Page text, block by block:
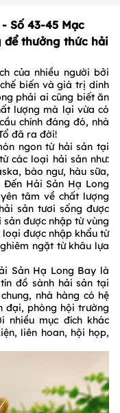
Số 43-45 Mạc
để thưởng thức hải
của nhiều người bởi
biến và giá trị dinh
phải ai cũng biết ăn
lượng mà lại vừa có
chính đáng đó, nhà
đã ra đời!
ngon từ hải sản tại
các loại hải sản như:
bào ngư, hàu sữa,
Đến Hải Sản Hạ Long
tâm về chất lượng
sản tươi sống được
được nhập từ vùng
được nhập khẩu từ
ngặt từ khâu lựa
Sản Hạ Long Bay là
đồ sành hải sản tại
nhà hàng có hệ
đại, phòng hội trường
nhiều mục đích khác
liên hoan, hội họp,